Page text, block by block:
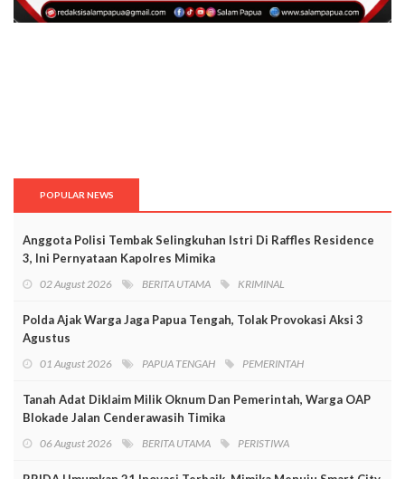
POPULAR NEWS
Anggota Polisi Tembak Selingkuhan Istri Di Raffles Residence
3, Ini Pernyataan Kapolres Mimika
02 August 2026 BERITA UTAMA KRIMINAL
Polda Ajak Warga Jaga Papua Tengah, Tolak Provokasi Aksi 3
Agustus
01 August 2026 PAPUA TENGAH PEMERINTAH
Tanah Adat Diklaim Milik Oknum Dan Pemerintah, Warga OAP
Blokade Jalan Cenderawasih Timika
06 August 2026 BERITA UTAMA PERISTIWA